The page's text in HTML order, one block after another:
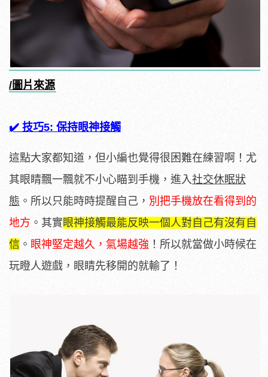
/圖片來源
✔️ 技巧5: 保持眼神接觸
這點大家都知道，但小編也覺得很困難在練習啊！尤
其眼睛飄一飄就不小心瞄到手機，進入社交休眠狀
態 。所以只能時時提醒自己， 別把手機放在看得到的
地方 。其實眼神接觸最能反映一個人對自己有沒有自
信 。 眼神堅定越久，氣場越強 ！所以就當做小時候在
玩瞪人遊戲，眼睛先移開的就輸了！